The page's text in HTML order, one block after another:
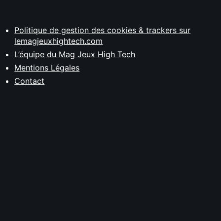
Politique de gestion des cookies & trackers sur
lemagjeuxhightech.com
L’équipe du Mag Jeux High Tech
Mentions Légales
Contact